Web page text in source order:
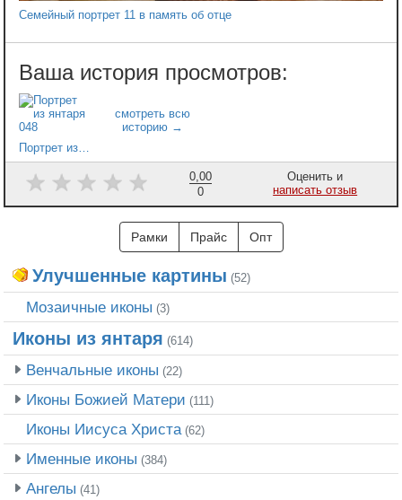
Семейный портрет 11 в память об отце
0,00
0
Оценить и
написать отзыв
Рамки Прайс Опт
Улучшенные картины (52)
Мозаичные иконы (3)
Иконы из янтаря (614)
Венчальные иконы (22)
Иконы Божией Матери (111)
Иконы Иисуса Христа (62)
Именные иконы (384)
Ангелы (41)